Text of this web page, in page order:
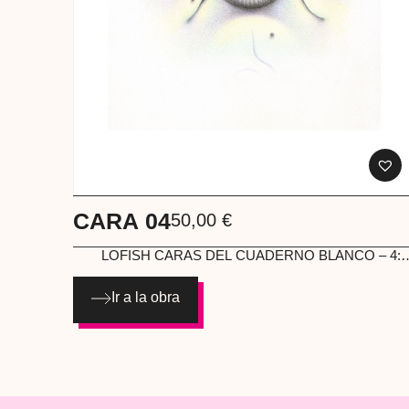
CARA 0450,00 €
LOFISH CARAS DEL CUADERNO BLANCO –
Ir a la obra